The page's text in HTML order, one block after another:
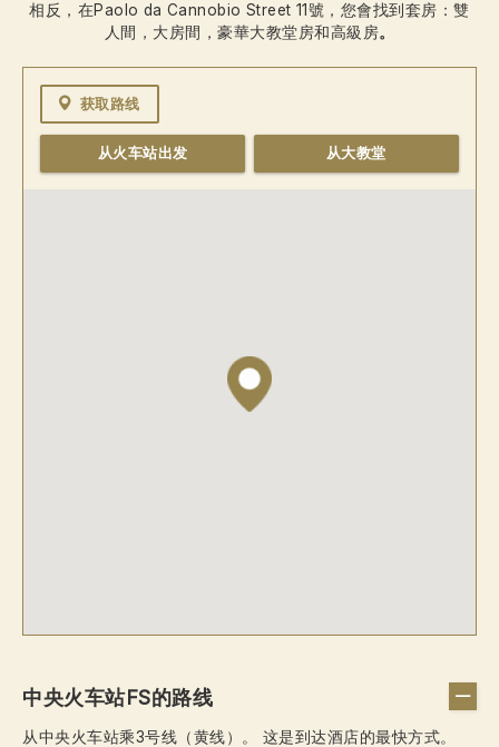
相反，在Paolo da Cannobio Street 11號，您會找到套房：雙
人間，大房間，豪華大教堂房和高級房。
获取路线
从火车站出发 从大教堂
中央火车站FS的路线
从中央火车站乘3号线（黄线）。 这是到达酒店的最快方式。